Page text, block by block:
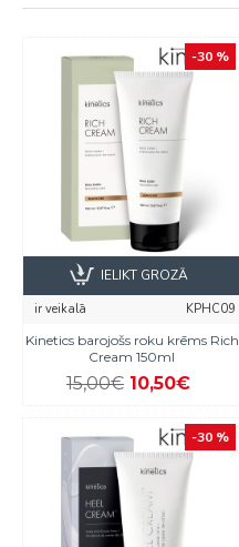
-30 %
ir veikalā
KPHC09
Kinetics barojošs roku krēms Rich
Cream 150ml
15,00€ 10,50€
IELIKT GROZĀ
-30 %